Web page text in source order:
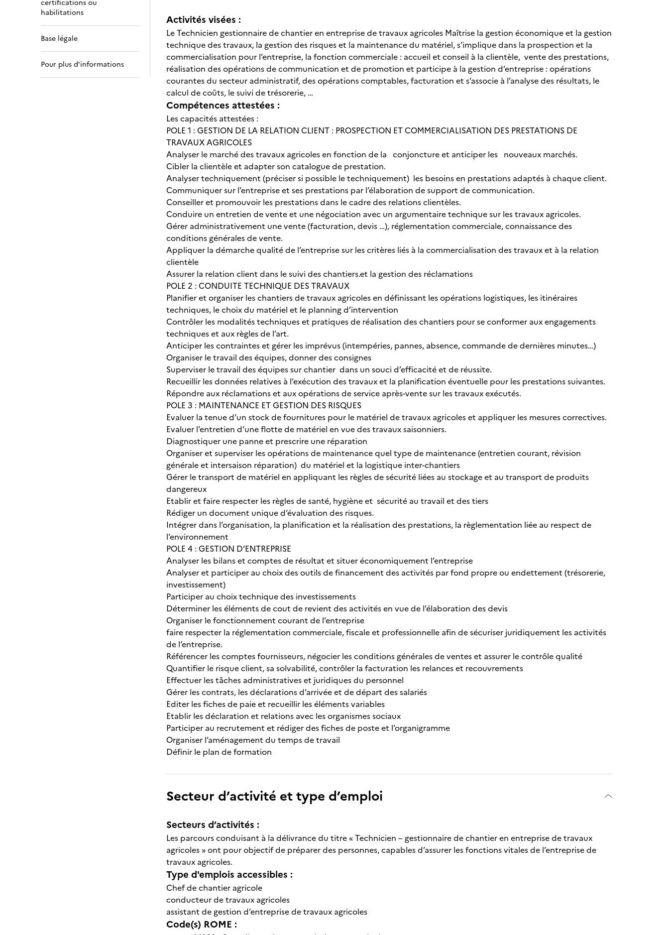
certifications ou
habilitations
Base légale
Pour plus d’informations
Activités visées :
Le Technicien gestionnaire de chantier en entreprise de travaux agricoles Maîtrise la gestion économique et la gestion
technique des travaux, la gestion des risques et la maintenance du matériel, s’implique dans la prospection et la
commercialisation pour l’entreprise, la fonction commerciale : accueil et conseil à la clientèle, vente des prestations,
réalisation des opérations de communication et de promotion et participe à la gestion d’entreprise : opérations
courantes du secteur administratif, des opérations comptables, facturation et s’associe à l’analyse des résultats, le
calcul de coûts, le suivi de trésorerie, …
Compétences attestées :
Les capacités attestées :
POLE 1 : GESTION DE LA RELATION CLIENT : PROSPECTION ET COMMERCIALISATION DES PRESTATIONS DE
TRAVAUX AGRICOLES
Analyser le marché des travaux agricoles en fonction de la conjoncture et anticiper les nouveaux marchés.
Cibler la clientèle et adapter son catalogue de prestation.
Analyser techniquement (préciser si possible le techniquement) les besoins en prestations adaptés à chaque client.
Communiquer sur l’entreprise et ses prestations par l’élaboration de support de communication.
Conseiller et promouvoir les prestations dans le cadre des relations clientèles.
Conduire un entretien de vente et une négociation avec un argumentaire technique sur les travaux agricoles.
Gérer administrativement une vente (facturation, devis …), réglementation commerciale, connaissance des
conditions générales de vente.
Appliquer la démarche qualité de l’entreprise sur les critères liés à la commercialisation des travaux et à la relation
clientèle
Assurer la relation client dans le suivi des chantiers.et la gestion des réclamations
POLE 2 : CONDUITE TECHNIQUE DES TRAVAUX
Planifier et organiser les chantiers de travaux agricoles en définissant les opérations logistiques, les itinéraires
techniques, le choix du matériel et le planning d’intervention
Contrôler les modalités techniques et pratiques de réalisation des chantiers pour se conformer aux engagements
techniques et aux règles de l’art.
Anticiper les contraintes et gérer les imprévus (intempéries, pannes, absence, commande de dernières minutes…)
Organiser le travail des équipes, donner des consignes
Superviser le travail des équipes sur chantier dans un souci d’efficacité et de réussite.
Recueillir les données relatives à l’exécution des travaux et la planification éventuelle pour les prestations suivantes.
Répondre aux réclamations et aux opérations de service après-vente sur les travaux exécutés.
POLE 3 : MAINTENANCE ET GESTION DES RISQUES
Evaluer la tenue d’un stock de fournitures pour le matériel de travaux agricoles et appliquer les mesures correctives.
Evaluer l’entretien d’une flotte de matériel en vue des travaux saisonniers.
Diagnostiquer une panne et prescrire une réparation
Organiser et superviser les opérations de maintenance quel type de maintenance (entretien courant, révision
générale et intersaison réparation) du matériel et la logistique inter-chantiers
Gérer le transport de matériel en appliquant les règles de sécurité liées au stockage et au transport de produits
dangereux
Etablir et faire respecter les règles de santé, hygiène et sécurité au travail et des tiers
Rédiger un document unique d’évaluation des risques.
Intégrer dans l’organisation, la planification et la réalisation des prestations, la règlementation liée au respect de
l’environnement
POLE 4 : GESTION D’ENTREPRISE
Analyser les bilans et comptes de résultat et situer économiquement l’entreprise
Analyser et participer au choix des outils de financement des activités par fond propre ou endettement (trésorerie,
investissement)
Participer au choix technique des investissements
Déterminer les éléments de cout de revient des activités en vue de l’élaboration des devis
Organiser le fonctionnement courant de l’entreprise
faire respecter la réglementation commerciale, fiscale et professionnelle afin de sécuriser juridiquement les activités
de l’entreprise.
Référencer les comptes fournisseurs, négocier les conditions générales de ventes et assurer le contrôle qualité
Quantifier le risque client, sa solvabilité, contrôler la facturation les relances et recouvrements
Effectuer les tâches administratives et juridiques du personnel
Gérer les contrats, les déclarations d’arrivée et de départ des salariés
Editer les fiches de paie et recueillir les éléments variables
Etablir les déclaration et relations avec les organismes sociaux
Participer au recrutement et rédiger des fiches de poste et l’organigramme
Organiser l’aménagement du temps de travail
Définir le plan de formation
Secteur d’activité et type d’emploi
Secteurs d’activités :
Les parcours conduisant à la délivrance du titre « Technicien – gestionnaire de chantier en entreprise de travaux
agricoles » ont pour objectif de préparer des personnes, capables d’assurer les fonctions vitales de l’entreprise de
travaux agricoles.
Type d'emplois accessibles :
Chef de chantier agricole
conducteur de travaux agricoles
assistant de gestion d’entreprise de travaux agricoles
Code(s) ROME :